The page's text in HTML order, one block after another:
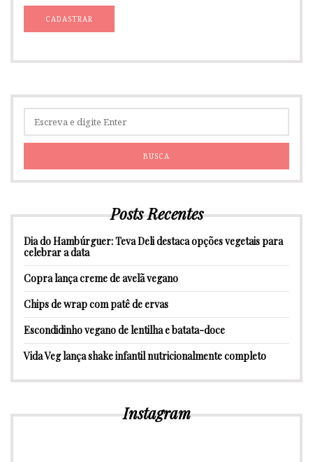
Posts Recentes
Dia do Hambúrguer: Teva Deli destaca opções vegetais para
celebrar a data
Copra lança creme de avelã vegano
Chips de wrap com patê de ervas
Escondidinho vegano de lentilha e batata-doce
Vida Veg lança shake infantil nutricionalmente completo
Instagram